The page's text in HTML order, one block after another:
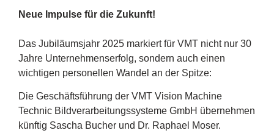
Neue Impulse für die Zukunft!
Das Jubiläumsjahr 2025 markiert für VMT nicht nur 30
Jahre Unternehmenserfolg, sondern auch einen
wichtigen personellen Wandel an der Spitze:
Die Geschäftsführung der VMT Vision Machine
Technic Bildverarbeitungssysteme GmbH übernehmen
künftig Sascha Bucher und Dr. Raphael Moser.